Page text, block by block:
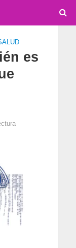
es